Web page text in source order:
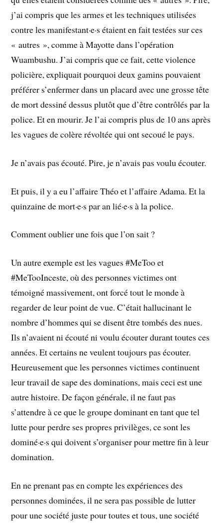
j’ai compris que les armes et les techniques utilisées
contre les manifestant·e·s étaient en fait testées sur ces
« autres », comme à Mayotte dans l’opération
Wuambushu. J’ai compris que ce fait, cette violence
policière, expliquait pourquoi deux gamins pouvaient
préférer s’enfermer dans un placard avec une grosse tête
de mort dessiné dessus plutôt que d’être contrôlés par la
police. Et en mourir. Je l’ai compris plus de 10 ans après
les vagues de colère révoltée qui ont secoué le pays.
Je n’avais pas écouté. Pire, je n’avais pas voulu écouter.
Et puis, il y a eu l’affaire Théo et l’affaire Adama. Et la
quinzaine de mort·e·s par an lié·e·s à la police.
Comment oublier une fois que l’on sait ?
Un autre exemple est les vagues #MeToo et
#MeTooInceste, où des personnes victimes ont
témoigné massivement, ont forcé tout le monde à
regarder de leur point de vue. C’était hallucinant le
nombre d’hommes qui se disent être tombés des nues.
Ils n’avaient ni écouté ni voulu écouter durant toutes ces
années. Et certains ne veulent toujours pas écouter.
Heureusement que les personnes victimes continuent
leur travail de sape des dominations, mais ceci est une
autre histoire. De façon générale, il ne faut pas
s’attendre à ce que le groupe dominant en tant que tel
lutte pour perdre ses propres privilèges, ce sont les
dominé·e·s qui doivent s’organiser pour mettre fin à leur
domination.
En ne prenant pas en compte les expériences des
personnes dominées, il ne sera pas possible de lutter
pour une société juste pour toutes et tous, une société